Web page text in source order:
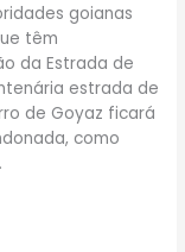
goianas
têm
da Estrada de
estrada de
de Goyaz ficará
como